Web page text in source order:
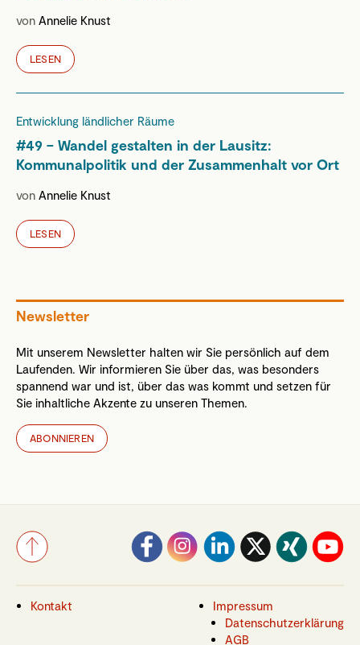
von Annelie Knust
LESEN
Entwicklung ländlicher Räume
#49 – Wandel gestalten in der Lausitz:
Kommunalpolitik und der Zusammenhalt vor Ort
von Annelie Knust
LESEN
Newsletter
Mit unserem Newsletter halten wir Sie persönlich auf dem
Laufenden. Wir informieren Sie über das, was besonders
spannend war und ist, über das was kommt und setzen für
Sie inhaltliche Akzente zu unseren Themen.
ABONNIEREN
Impressum
Datenschutzerklärung
AGB
Kontakt